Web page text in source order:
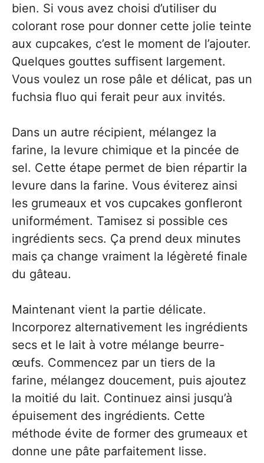
bien. Si vous avez choisi d’utiliser du
colorant rose pour donner cette jolie teinte
aux cupcakes, c’est le moment de l’ajouter.
Quelques gouttes suffisent largement.
Vous voulez un rose pâle et délicat, pas un
fuchsia fluo qui ferait peur aux invités.
Dans un autre récipient, mélangez la
farine, la levure chimique et la pincée de
sel. Cette étape permet de bien répartir la
levure dans la farine. Vous éviterez ainsi
les grumeaux et vos cupcakes gonfleront
uniformément. Tamisez si possible ces
ingrédients secs. Ça prend deux minutes
mais ça change vraiment la légèreté finale
du gâteau.
Maintenant vient la partie délicate.
Incorporez alternativement les ingrédients
secs et le lait à votre mélange beurre-
œufs. Commencez par un tiers de la
farine, mélangez doucement, puis ajoutez
la moitié du lait. Continuez ainsi jusqu’à
épuisement des ingrédients. Cette
méthode évite de former des grumeaux et
donne une pâte parfaitement lisse.